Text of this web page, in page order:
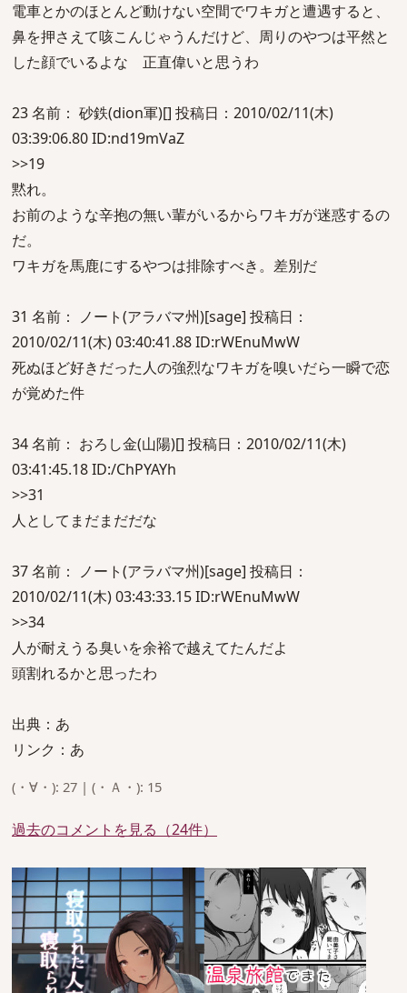
電車とかのほとんど動けない空間でワキガと遭遇すると、
鼻を押さえて咳こんじゃうんだけど、周りのやつは平然と
した顔でいるよな 正直偉いと思うわ
23 名前： 砂鉄(dion軍)[] 投稿日：2010/02/11(木)
03:39:06.80 ID:nd19mVaZ
>>19
黙れ。
お前のような辛抱の無い輩がいるからワキガが迷惑するの
だ。
ワキガを馬鹿にするやつは排除すべき。差別だ
31 名前： ノート(アラバマ州)[sage] 投稿日：
2010/02/11(木) 03:40:41.88 ID:rWEnuMwW
死ぬほど好きだった人の強烈なワキガを嗅いだら一瞬で恋
が覚めた件
34 名前： おろし金(山陽)[] 投稿日：2010/02/11(木)
03:41:45.18 ID:/ChPYAYh
>>31
人としてまだまだだな
37 名前： ノート(アラバマ州)[sage] 投稿日：
2010/02/11(木) 03:43:33.15 ID:rWEnuMwW
>>34
人が耐えうる臭いを余裕で越えてたんだよ
頭割れるかと思ったわ
出典：あ
リンク：あ
(・∀・): 27 | (・Ａ・): 15
過去のコメントを見る（24件）